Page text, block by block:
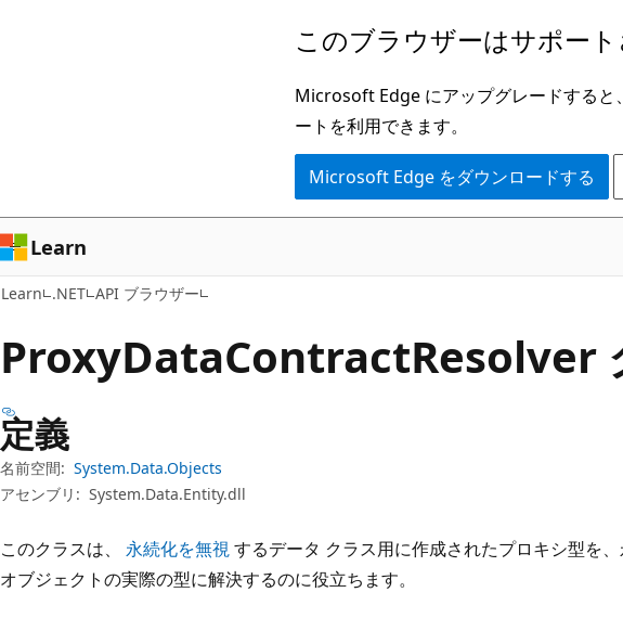
ン
ツ
に
ス
ッ
ゲ
ー
シ
ョ
に
キ
ッ
プ
このブラウザーはサポート
Microsoft Edge にアップグレードすると
ートを利用できます。
Microsoft Edge をダウンロードする
Learn
Learn .NET API ブラウザー
ProxyDataContractResolver
定義
名前空間: System.Data.Objects
アセンブリ: System.Data.Entity.dll
このクラスは、 永続化を無視するデータ クラス用に作成されたプロキシ型を
オブジェクトの実際の型に解決するのに役立ちます。